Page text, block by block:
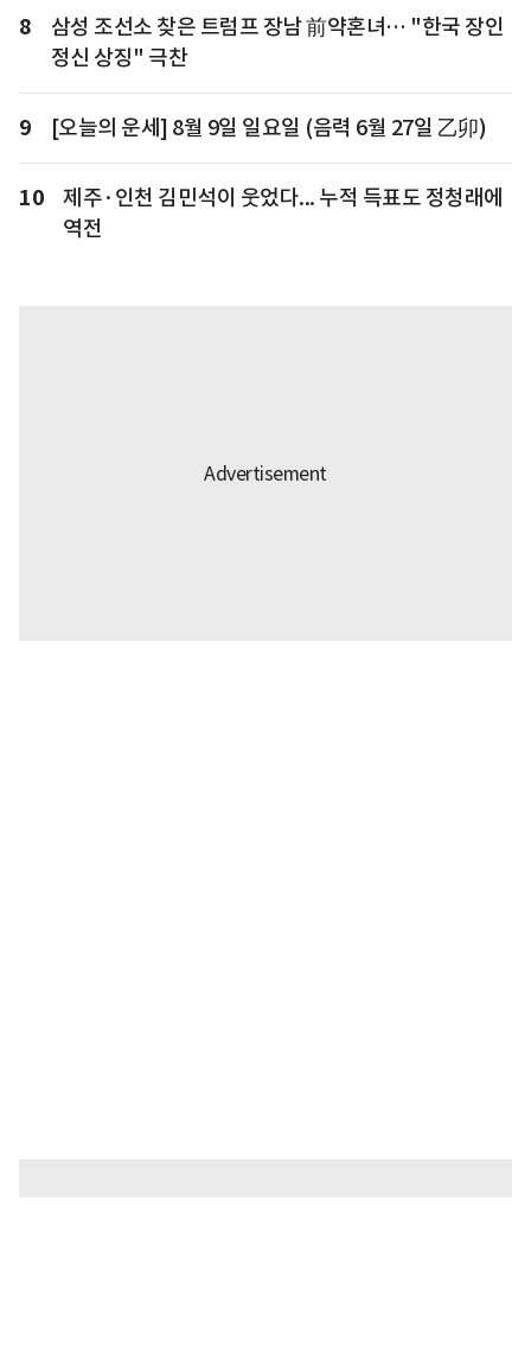
8
삼성 조선소 찾은 트럼프 장남 前약혼녀… "한국 장인
정신 상징" 극찬
9 [오늘의 운세] 8월 9일 일요일 (음력 6월 27일 乙卯)
10
제주·인천 김민석이 웃었다... 누적 득표도 정청래에
역전